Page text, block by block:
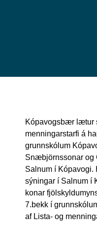
Kópavogsbær lætur
menningarstarfi á
grunnskólum
Snæbjörnssonar og
Salnum í
sýningar í Salnum í
konar
7.bekk í
af Lista- og